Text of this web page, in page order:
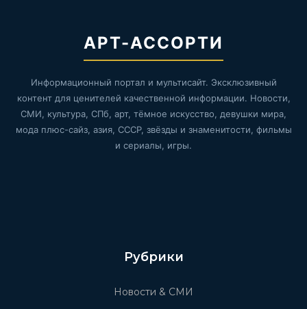
АРТ-АССОРТИ
Информационный портал и мультисайт. Эксклюзивный
контент для ценителей качественной информации. Новости,
СМИ, культура, СПб, арт, тёмное искусство, девушки мира,
мода плюс-сайз, азия, СССР, звёзды и знаменитости, фильмы
и сериалы, игры.
Рубрики
Новости & СМИ